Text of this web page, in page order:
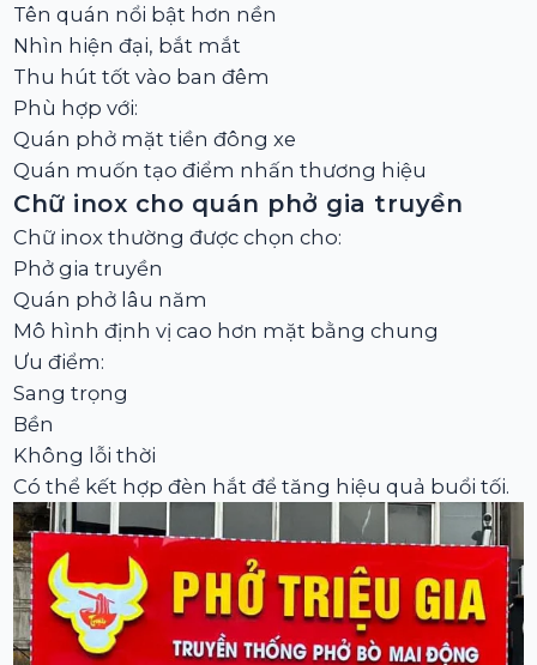
Tên quán nổi bật hơn nền
Nhìn hiện đại, bắt mắt
Thu hút tốt vào ban đêm
Phù hợp với:
Quán phở mặt tiền đông xe
Quán muốn tạo điểm nhấn thương hiệu
Chữ inox cho quán phở gia truyền
Chữ inox thường được chọn cho:
Phở gia truyền
Quán phở lâu năm
Mô hình định vị cao hơn mặt bằng chung
Ưu điểm:
Sang trọng
Bền
Không lỗi thời
Có thể kết hợp đèn hắt để tăng hiệu quả buổi tối.